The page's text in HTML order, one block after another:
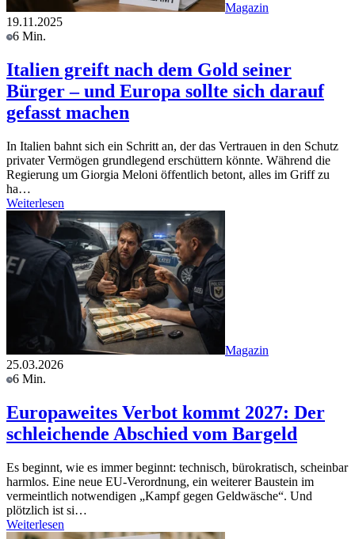
Magazin
19.11.2025
6 Min.
Italien greift nach dem Gold seiner
Bürger – und Europa sollte sich darauf
gefasst machen
In Italien bahnt sich ein Schritt an, der das Vertrauen in den Schutz
privater Vermögen grundlegend erschüttern könnte. Während die
Regierung um Giorgia Meloni öffentlich betont, alles im Griff zu
ha…
Weiterlesen
Magazin
25.03.2026
6 Min.
Europaweites Verbot kommt 2027: Der
schleichende Abschied vom Bargeld
Es beginnt, wie es immer beginnt: technisch, bürokratisch, scheinbar
harmlos. Eine neue EU-Verordnung, ein weiterer Baustein im
vermeintlich notwendigen „Kampf gegen Geldwäsche“. Und
plötzlich ist si…
Weiterlesen